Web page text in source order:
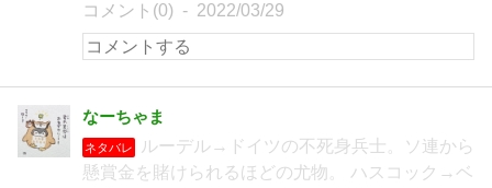
コメント(0) 2022/03/29
なーちゃま
ネタバレ
ルーデル→ドイツの不死身兵士。ソ連から
懸賞金を賭けられるほどの尤物。 ハスコック→ベ